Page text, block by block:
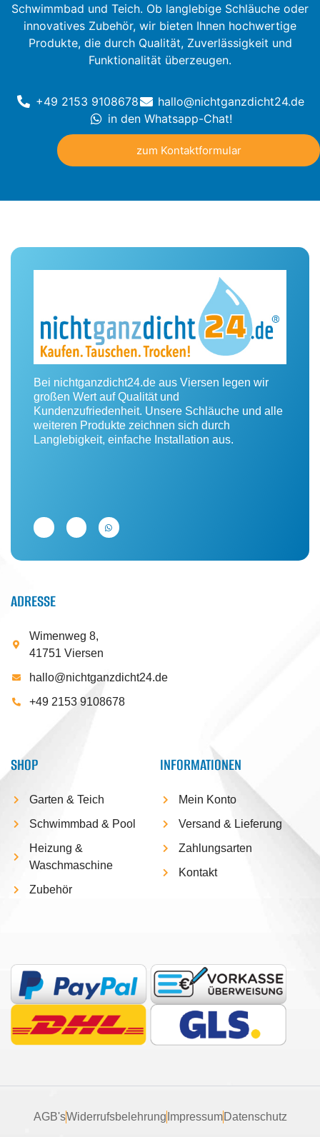
Schwimmbad und Teich. Ob langlebige Schläuche oder
innovatives Zubehör, wir bieten Ihnen hochwertige
Produkte, die durch Qualität, Zuverlässigkeit und
Funktionalität überzeugen.
+49 2153 9108678
hallo@nichtganzdicht24.de
in den Whatsapp-Chat!
zum Kontaktformular
Bei nichtganzdicht24.de aus Viersen legen wir
großen Wert auf Qualität und
Kundenzufriedenheit. Unsere Schläuche und alle
weiteren Produkte zeichnen sich durch
Langlebigkeit, einfache Installation aus.
ADRESSE
Wimenweg 8,
41751 Viersen
hallo@nichtganzdicht24.de
+49 2153 9108678
SHOP
Garten & Teich
Schwimmbad & Pool
Heizung &
Waschmaschine
Zubehör
INFORMATIONEN
Mein Konto
Versand & Lieferung
Zahlungsarten
Kontakt
AGB'sWiderrufsbelehrung Impressum Datenschutz